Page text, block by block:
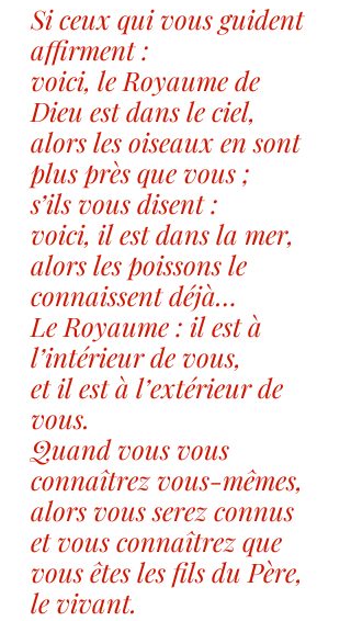
Si ceux qui vous guident
affirment :
voici, le Royaume de
Dieu est dans le ciel,
alors les oiseaux en sont
plus près que vous ;
s’ils vous disent :
voici, il est dans la mer,
alors les poissons le
connaissent déjà…
Le Royaume : il est à
l’intérieur de vous,
et il est à l’extérieur de
vous.
Quand vous vous
connaîtrez vous-mêmes,
alors vous serez connus
et vous connaîtrez que
vous êtes les fils du Père,
le vivant.